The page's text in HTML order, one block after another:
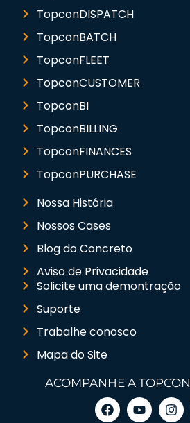
TopconDISPATCH
TopconBATCH
TopconFLEET
TopconCUSTOMER
TopconBI
TopconBILLING
TopconFINANCES
TopconPURCHASE
Nossa História
Nossos Cases
Blog do Concreto
Aviso de Privacidade
Solicite uma demontração
Suporte
Trabalhe conosco
Mapa do Site
ACOMPANHE A TOPCON